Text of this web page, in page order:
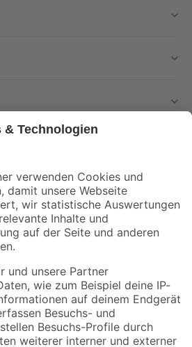
und Aktionen mehr verpassen!
Versandarten